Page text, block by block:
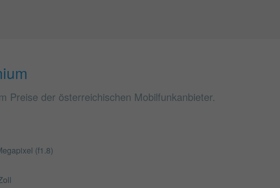
Preise der österreichischen Mobilfunkanbieter.
(f1.8)